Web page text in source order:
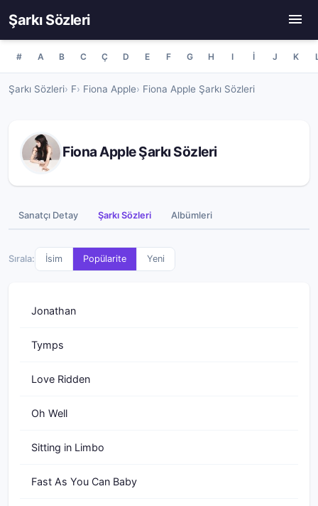
Şarkı Sözleri
# A B C Ç D E F G H I İ J K
Şarkı Sözleri F Fiona Apple Fiona Apple Şarkı Sözleri
Fiona Apple Şarkı Sözleri
Sanatçı Detay Şarkı Sözleri Albümleri
Sırala: İsim Popülarite Yeni
Jonathan
Tymps
Love Ridden
Oh Well
Sitting in Limbo
Fast As You Can Baby